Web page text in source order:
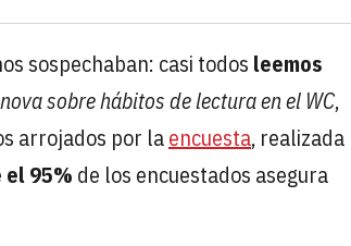
sospechaban: casi todos leemos
sobre hábitos de lectura en el WC,
arrojados por laencuesta, realizada
el 95% de los encuestados asegura